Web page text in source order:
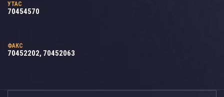
УТАС
70454570
ФАКС
70452202, 70452063